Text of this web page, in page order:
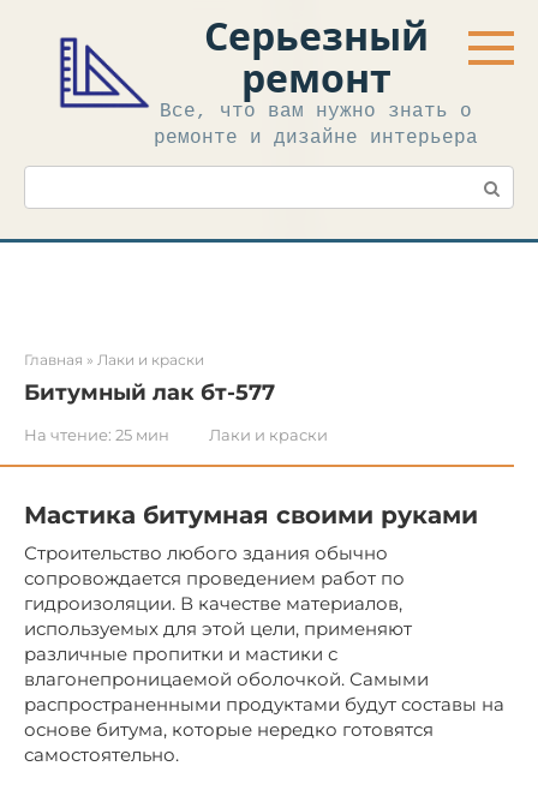
контенту
Серьезный
ремонт
Все, что вам нужно знать о
ремонте и дизайне интерьера
Поиск:
Главная » Лаки и краски
Битумный лак бт-577
На чтение: 25 мин Лаки и краски
Мастика битумная своими руками
Строительство любого здания обычно
сопровождается проведением работ по
гидроизоляции. В качестве материалов,
используемых для этой цели, применяют
различные пропитки и мастики с
влагонепроницаемой оболочкой. Самыми
распространенными продуктами будут составы на
основе битума, которые нередко готовятся
самостоятельно.